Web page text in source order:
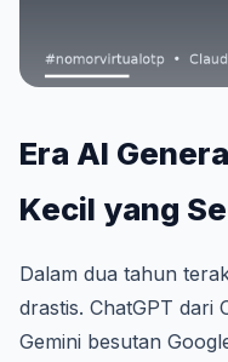
Era AI
Kecil yang
Dalam dua tahun
drastis. ChatGPT dari
Gemini besutan